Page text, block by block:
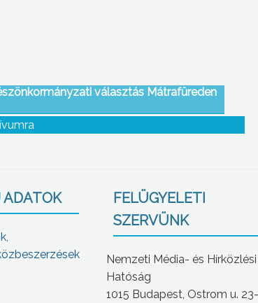
választás Mátrafüreden
ADATOK
FELÜGYELETI
SZERVÜNK
Nemzeti Média- és Hírközlési
Hatóság
1015 Budapest, Ostrom u.